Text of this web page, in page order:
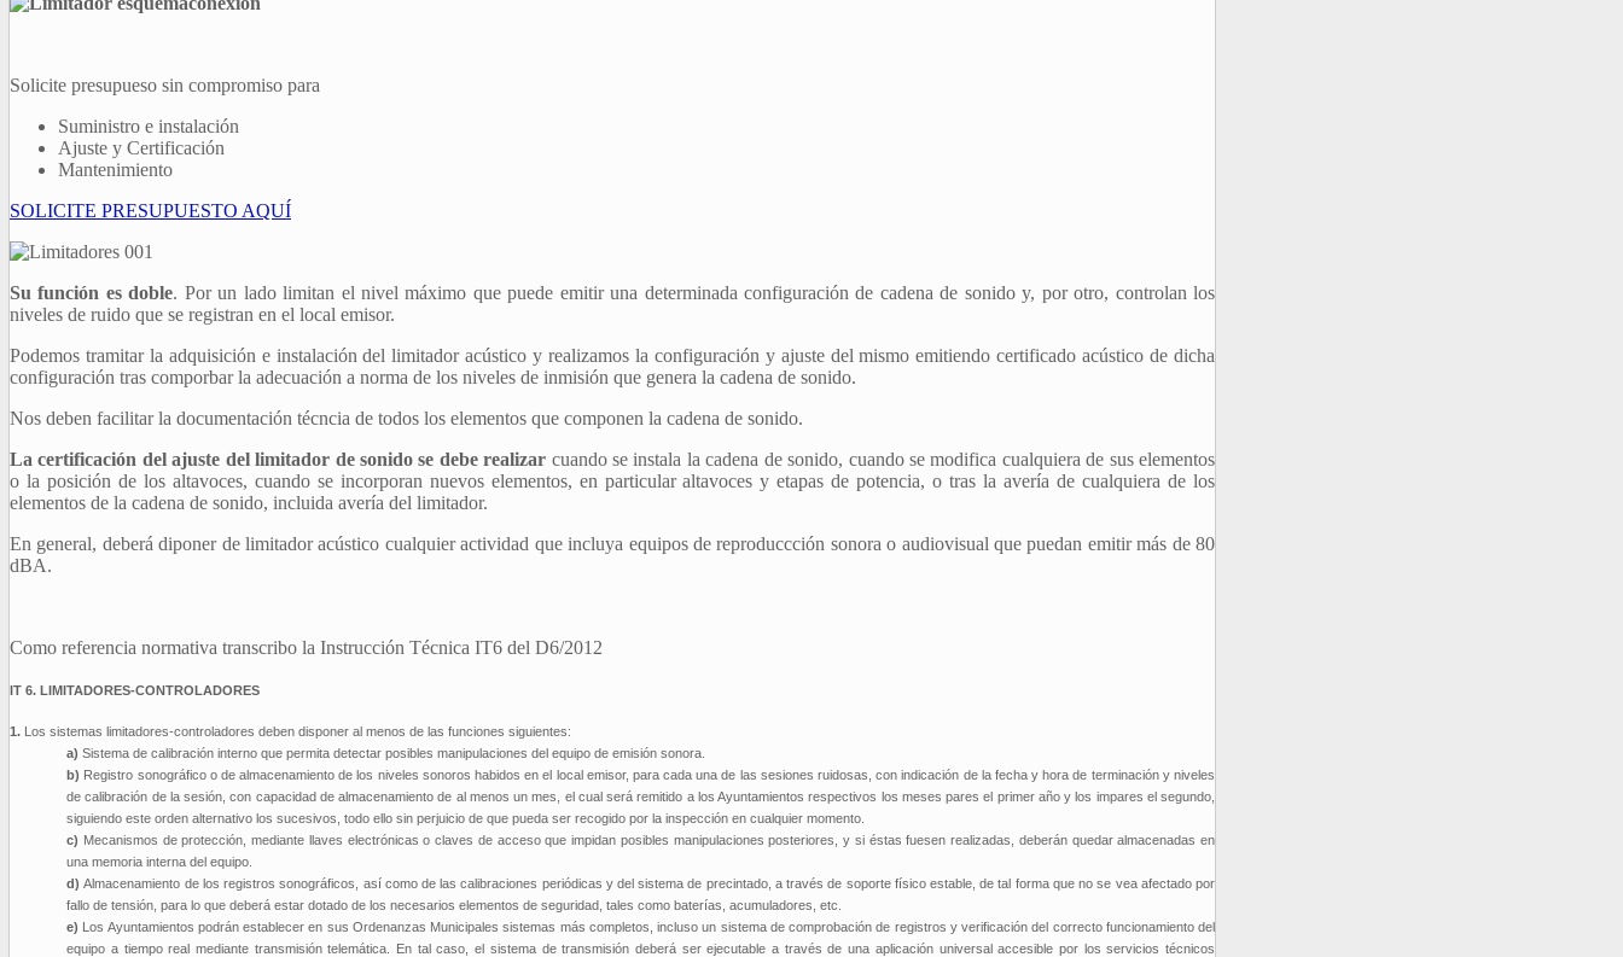
Solicite presupueso sin compromiso para
Suministro e instalación
Ajuste y Certificación
Mantenimiento
SOLICITE PRESUPUESTO AQUÍ
Su función es doble. Por un lado limitan el nivel máximo que puede emitir una determinada configuración de cadena de sonido y, por otro, controlan los
niveles de ruido que se registran en el local emisor.
Podemos tramitar la adquisición e instalación del limitador acústico y realizamos la configuración y ajuste del mismo emitiendo certificado acústico de dicha
configuración tras comporbar la adecuación a norma de los niveles de inmisión que genera la cadena de sonido.
Nos deben facilitar la documentación técncia de todos los elementos que componen la cadena de sonido.
La certificación del ajuste del limitador de sonido se debe realizar cuando se instala la cadena de sonido, cuando se modifica cualquiera de sus elementos
o la posición de los altavoces, cuando se incorporan nuevos elementos, en particular altavoces y etapas de potencia, o tras la avería de cualquiera de los
elementos de la cadena de sonido, incluida avería del limitador.
En general, deberá diponer de limitador acústico cualquier actividad que incluya equipos de reproduccción sonora o audiovisual que puedan emitir más de 80
dBA.
Como referencia normativa transcribo la Instrucción Técnica IT6 del D6/2012
IT 6. LIMITADORES-CONTROLADORES
1. Los sistemas limitadores-controladores deben disponer al menos de las funciones siguientes:
a)Sistema de calibración interno que permita detectar posibles manipulaciones del equipo de emisión sonora.
b) Registro sonográfico o de almacenamiento de los niveles sonoros habidos en el local emisor, para cada una de las sesiones ruidosas, con indicación de la fecha y hora de terminación y niveles
de calibración de la sesión, con capacidad de almacenamiento de al menos un mes, el cual será remitido a los Ayuntamientos respectivos los meses pares el primer año y los impares el segundo,
siguiendo este orden alternativo los sucesivos, todo ello sin perjuicio de que pueda ser recogido por la inspección en cualquier momento.
c) Mecanismos de protección, mediante llaves electrónicas o claves de acceso que impidan posibles manipulaciones posteriores, y si éstas fuesen realizadas, deberán quedar almacenadas en
una memoria interna del equipo.
d)Almacenamiento de los registros sonográficos, así como de las calibraciones periódicas y del sistema de precintado, a través de soporte físico estable, de tal forma que no se vea afectado por
fallo de tensión, para lo que deberá estar dotado de los necesarios elementos de seguridad, tales como baterías, acumuladores, etc.
e) Los Ayuntamientos podrán establecer en sus Ordenanzas Municipales sistemas más completos, incluso un sistema de comprobación de registros y verificación del correcto funcionamiento del
equipo a tiempo real mediante transmisión telemática. En tal caso, el sistema de transmisión deberá ser ejecutable a través de una aplicación universal accesible por los servicios técnicos